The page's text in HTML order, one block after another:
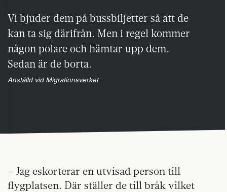
Vi bjuder dem på bussbiljetter så att de
kan ta sig därifrån. Men i regel kommer
någon polare och hämtar upp dem.
Sedan är de borta.
Anställd vid Migrationsverket
– Jag eskorterar en utvisad person till
flygplatsen. Där ställer de till bråk vilket